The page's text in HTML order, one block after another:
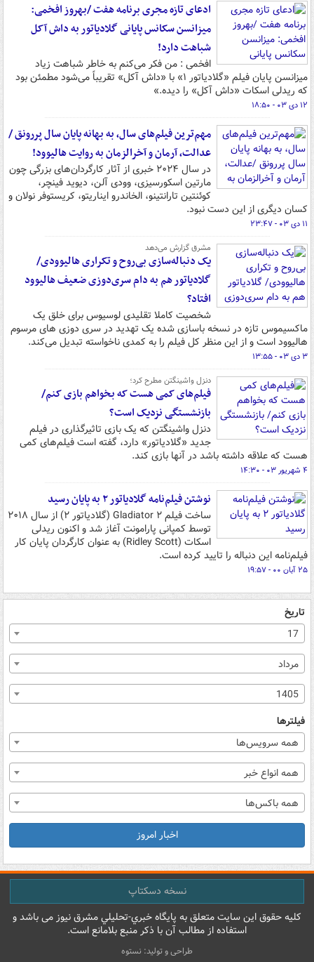
ادعای تازه مجری برنامه هفت /بهروز افخمی:
میزانسن سکانس پایانی گلادیاتور به داش آکل
شباهت دارد!
افخمی : من فکر می‌کنم به خاطر شباهت زیاد
میزانسن پایان فیلم «گلادیاتور ۱» با «داش آکل» تقریباً می‌شود مطمئن بود
که ریدلی اسکات «داش آکل» را دیده.»
۱۲ دی ۰۳ - ۱۸:۵۰
مهم‌ترین فیلم‌های سال، به بهانه پایان سال پررونق /
عدالت، آرمان و آخرالزمان به روایت هالیوود!
در سال ۲۰۲۴ خبری از آثار کارگردان‌های بزرگی چون
مارتین اسکورسیزی، وودی آلن، دیوید فینچر،
کوئنتین تارانتینو، الخاندرو ایناریتو، کریستوفر نولان و
کسان دیگری از این دست نبود.
۱۱ دی ۰۳ - ۲۳:۴۷
مشرق گزارش می‌دهد
یک دنباله‌سازی بی‌روح و تکراری هالیوودی/
گلادیاتور هم به دام سری‌دوزی ضعیف هالیوود
افتاد؟
شخصیت کاملا تقلیدی لوسیوس برای خلق یک
ماکسیموس تازه در نسخه باسازی شده یک تهدید در سری دوزی های مرسوم
هالیوود است و از این منظر کل فیلم را به کمدی‌ ناخواسته تبدیل می‌کند.
۳ دی ۰۳ - ۱۳:۵۵
دنزل واشینگتن مطرح کرد؛
فیلم‌های کمی هست که بخواهم بازی کنم/
بازنشستگی نزدیک است؟
دنزل واشینگتن که یک بازی تاثیرگذاری در فیلم
جدید «گلادیاتور» دارد، گفته است فیلم‌های کمی
هست که علاقه داشته باشد در آنها بازی کند.
۴ شهریور ۰۳ - ۱۴:۳۰
نوشتن فیلم‌نامه گلادیاتور ۲ به پایان رسید
ساخت فیلم Gladiator ۲ (گلادیاتور ۲) از سال ۲۰۱۸
توسط کمپانی پارامونت آغاز شد و اکنون ریدلی
اسکات (Ridley Scott) به عنوان کارگردان پایان کار
فیلم‌نامه این دنباله را تایید کرده است.
۲۵ آبان ۰۰ - ۱۹:۵۷
تاریخ
17
مرداد
1405
فیلترها
همه سرویس‌ها
همه انواع خبر
همه باکس‌ها
اخبار امروز
نسخه دسکتاپ
کليه حقوق اين سايت متعلق به پایگاه خبري-تحليلي مشرق نيوز می باشد و
استفاده از مطالب آن با ذکر منبع بلامانع است.
طراحی و تولید: نستوه